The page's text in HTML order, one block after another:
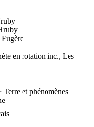
en rotation inc., Les
et phénomènes